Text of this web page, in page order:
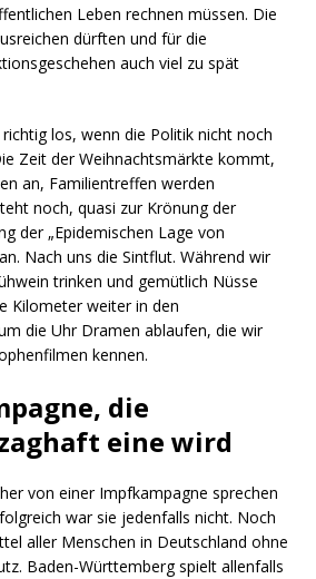
Leben rechnen müssen. Die
dürften und für die
auch viel zu spät
los, wenn die Politik nicht noch
Zeit der Weihnachtsmärkte kommt,
an, Familientreffen werden
noch, quasi zur Krönung der
der „Epidemischen Lage von
Nach uns die Sintflut. Während wir
trinken und gemütlich Nüsse
Kilometer weiter in den
die Uhr Dramen ablaufen, die wir
kennen.
die
eine wird
von einer Impfkampagne sprechen
war sie jedenfalls nicht. Noch
aller Menschen in Deutschland ohne
Baden-Württemberg spielt allenfalls